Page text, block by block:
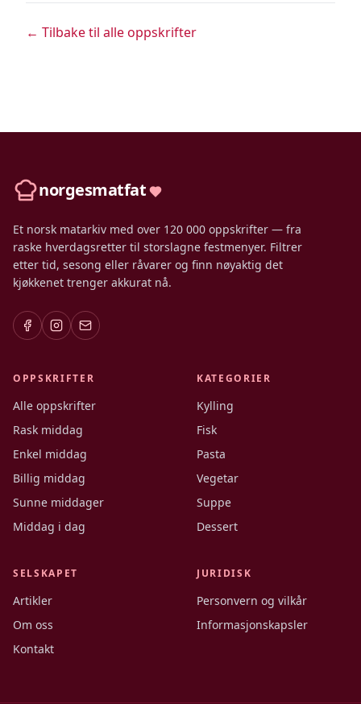
← Tilbake til alle oppskrifter
norgesmatfat
Et norsk matarkiv med over 120 000 oppskrifter — fra
raske hverdagsretter til storslagne festmenyer. Filtrer
etter tid, sesong eller råvarer og finn nøyaktig det
kjøkkenet trenger akkurat nå.
OPPSKRIFTER
Alle oppskrifter
Rask middag
Enkel middag
Billig middag
Sunne middager
Middag i dag
KATEGORIER
Kylling
Fisk
Pasta
Vegetar
Suppe
Dessert
SELSKAPET
Artikler
Om oss
Kontakt
JURIDISK
Personvern og vilkår
Informasjonskapsler